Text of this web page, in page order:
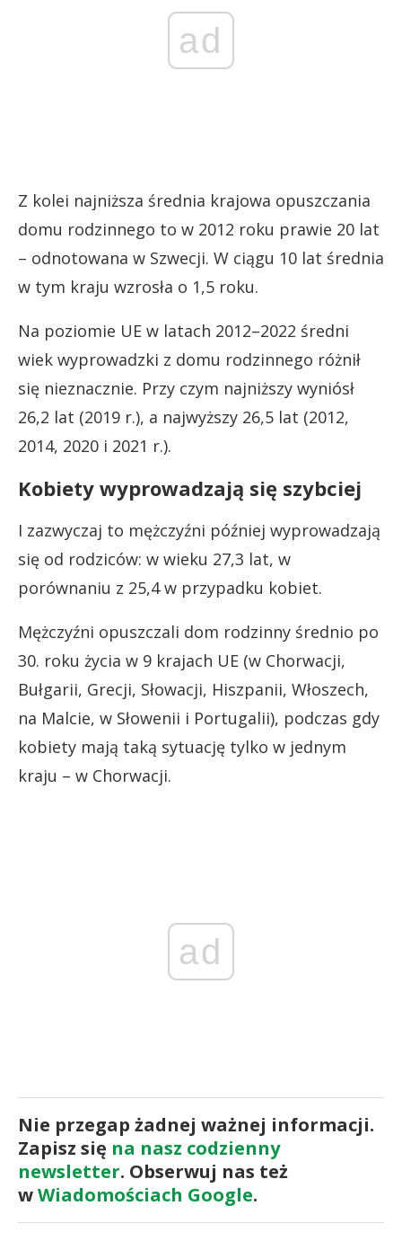
ad
Z kolei najniższa średnia krajowa opuszczania
domu rodzinnego to w 2012 roku prawie 20 lat
– odnotowana w Szwecji. W ciągu 10 lat średnia
w tym kraju wzrosła o 1,5 roku.
Na poziomie UE w latach 2012–2022 średni
wiek wyprowadzki z domu rodzinnego różnił
się nieznacznie. Przy czym najniższy wyniósł
26,2 lat (2019 r.), a najwyższy 26,5 lat (2012,
2014, 2020 i 2021 r.).
Kobiety wyprowadzają się szybciej
I zazwyczaj to mężczyźni później wyprowadzają
się od rodziców: w wieku 27,3 lat, w
porównaniu z 25,4 w przypadku kobiet.
Mężczyźni opuszczali dom rodzinny średnio po
30. roku życia w 9 krajach UE (w Chorwacji,
Bułgarii, Grecji, Słowacji, Hiszpanii, Włoszech,
na Malcie, w Słowenii i Portugalii), podczas gdy
kobiety mają taką sytuację tylko w jednym
kraju – w Chorwacji.
ad
Nie przegap żadnej ważnej informacji.
Zapisz się na nasz codzienny
newsletter. Obserwuj nas też
wWiadomościach Google.